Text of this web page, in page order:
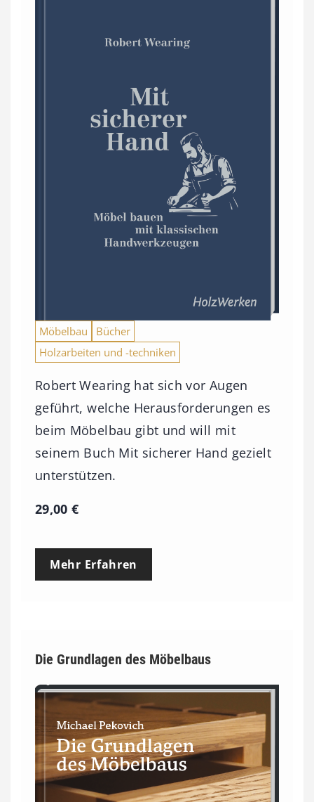
Möbelbau
Bücher
Holzarbeiten und -techniken
Robert Wearing hat sich vor Augen
geführt, welche Herausforderungen es
beim Möbelbau gibt und will mit
seinem Buch Mit sicherer Hand gezielt
unterstützen.
29,00€
Mehr Erfahren
Die Grundlagen des Möbelbaus